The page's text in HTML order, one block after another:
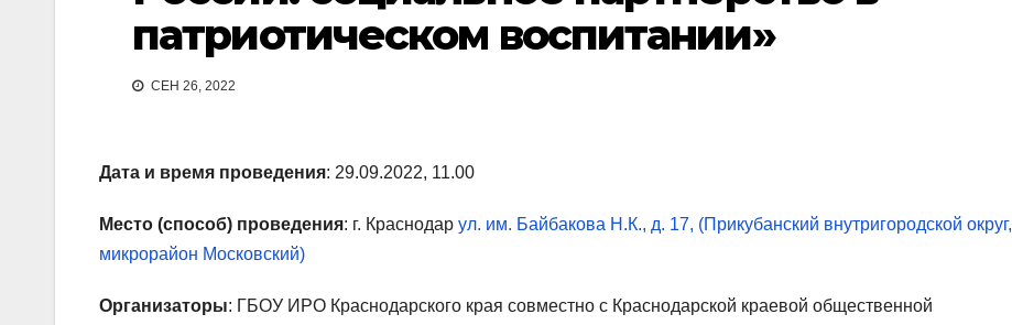
патриотическом воспитании»
СЕН 26, 2022
Дата и время проведения: 29.09.2022, 11.00
Место (способ) проведения: г. Краснодар ул. им. Байбакова Н.К., д. 17, (Прикубанский внутригородской округ,
микрорайон Московский)
Организаторы: ГБОУ ИРО Краснодарского края совместно с Краснодарской краевой общественной